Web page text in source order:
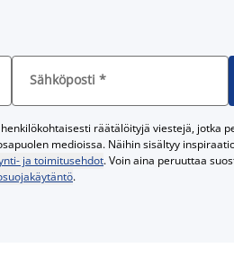
Sähköposti *
räätälöityjä viestejä, jotka
medioissa. Näihin sisältyy
ja toimitusehdot. Voin aina peruuttaa
.